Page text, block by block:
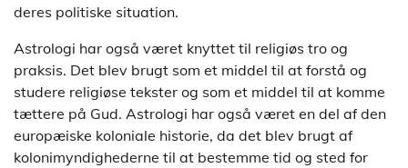
deres politiske situation.
Astrologi har også været knyttet til religiøs tro og
praksis. Det blev brugt som et middel til at forstå og
studere religiøse tekster og som et middel til at komme
tættere på Gud. Astrologi har også været en del af den
europæiske koloniale historie, da det blev brugt af
kolonimyndighederne til at bestemme tid og sted for